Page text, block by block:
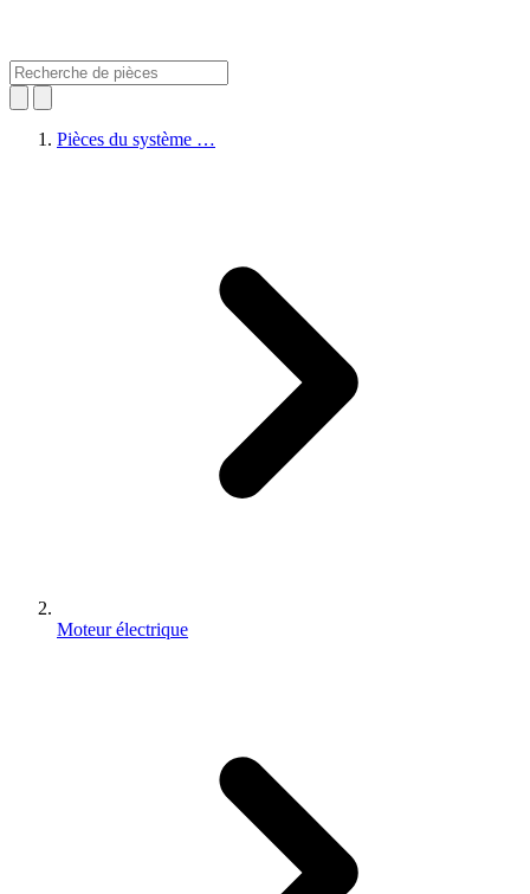
Pièces du système …
Moteur électrique